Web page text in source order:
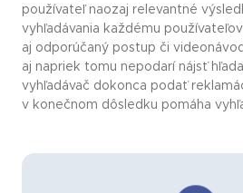
používateľ naozaj relevantné
vyhľadávania každému
aj odporúčaný postup či
aj napriek tomu nepodarí nájsť
vyhľadávač dokonca podať
v konečnom dôsledku pomáha